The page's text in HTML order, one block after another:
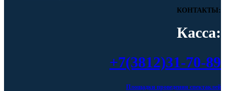
КОНТАКТЫ:
Касса:
+7(3812)31-70-89
Площадки проведения спектаклей